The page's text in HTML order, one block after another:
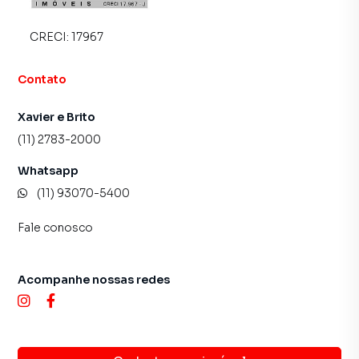
CRECI: 17967
Contato
Xavier e Brito
(11) 2783-2000
Whatsapp
(11) 93070-5400
Fale conosco
Acompanhe nossas redes